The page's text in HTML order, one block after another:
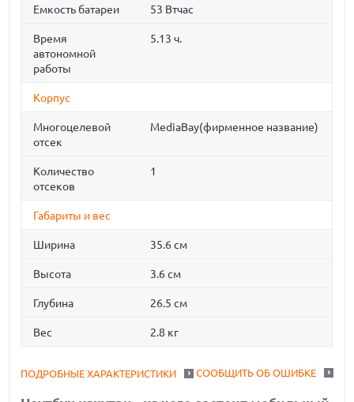
Емкость батареи 53 Втчас
Время
автономной
работы
5.13 ч.
Корпус
Многоцелевой
отсек
MediaBay(фирменное название)
Количество
отсеков
1
Габариты и вес
Ширина 35.6 см
Высота 3.6 см
Глубина 26.5 см
Вес 2.8 кг
СООБЩИТЬ ОБ ОШИБКЕ
ПОДРОБНЫЕ ХАРАКТЕРИСТИКИ